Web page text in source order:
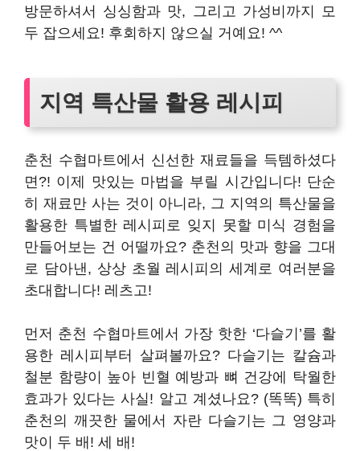
방문하셔서 싱싱함과 맛, 그리고 가성비까지 모
두 잡으세요! 후회하지 않으실 거예요! ^^
지역 특산물 활용 레시피
춘천 수협마트에서 신선한 재료들을 득템하셨다
면?! 이제 맛있는 마법을 부릴 시간입니다! 단순
히 재료만 사는 것이 아니라, 그 지역의 특산물을
활용한 특별한 레시피로 잊지 못할 미식 경험을
만들어보는 건 어떨까요? 춘천의 맛과 향을 그대
로 담아낸, 상상 초월 레시피의 세계로 여러분을
초대합니다! 레츠고!
먼저 춘천 수협마트에서 가장 핫한 ‘다슬기’를 활
용한 레시피부터 살펴볼까요? 다슬기는 칼슘과
철분 함량이 높아 빈혈 예방과 뼈 건강에 탁월한
효과가 있다는 사실! 알고 계셨나요? (똑똑) 특히
춘천의 깨끗한 물에서 자란 다슬기는 그 영양과
맛이 두 배! 세 배!